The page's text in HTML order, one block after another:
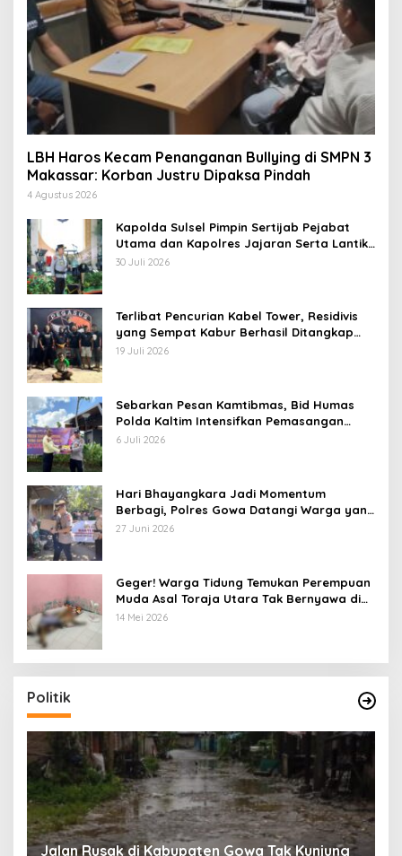
LBH Haros Kecam Penanganan Bullying di SMPN 3
Makassar: Korban Justru Dipaksa Pindah
4 Agustus 2026
Kapolda Sulsel Pimpin Sertijab Pejabat
Utama dan Kapolres Jajaran Serta Lantik
Karolog dan Kapolresta Gowa
30 Juli 2026
Terlibat Pencurian Kabel Tower, Residivis
yang Sempat Kabur Berhasil Ditangkap
Tim Gabungan di Jeneponto
19 Juli 2026
Sebarkan Pesan Kamtibmas, Bid Humas
Polda Kaltim Intensifkan Pemasangan
Spanduk serta Pembagian Stiker
6 Juli 2026
Hari Bhayangkara Jadi Momentum
Berbagi, Polres Gowa Datangi Warga yang
Membutuhkan
27 Juni 2026
Geger! Warga Tidung Temukan Perempuan
Muda Asal Toraja Utara Tak Bernyawa di
Kamar Kos
14 Mei 2026
Politik
Jalan Rusak di Kabupaten Gowa Tak Kunjung